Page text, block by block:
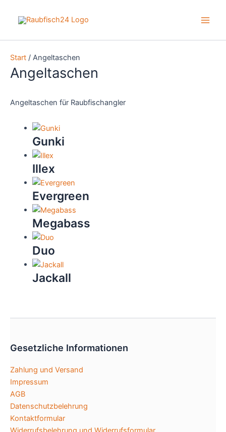
Inhalt
Start / Angeltaschen
Angeltaschen
Angeltaschen für Raubfischangler
Gunki
Illex
Evergreen
Megabass
Duo
Jackall
Gesetzliche Informationen
Zahlung und Versand
Impressum
AGB
Datenschutzbelehrung
Kontaktformular